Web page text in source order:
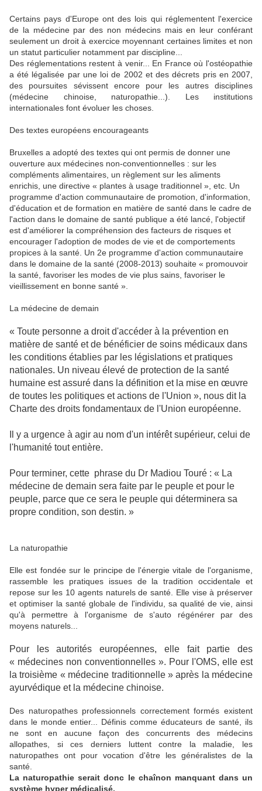
Certains pays d'Europe ont des lois qui réglementent l'exercice
de la médecine par des non médecins mais en leur conférant
seulement un droit à exercice moyennant certaines limites et non
un statut particulier notamment par discipline...
Des réglementations restent à venir... En France où l'ostéopathie
a été légalisée par une loi de 2002 et des décrets pris en 2007,
des poursuites sévissent encore pour les autres disciplines
(médecine chinoise, naturopathie...). Les institutions
internationales font évoluer les choses.
Des textes européens encourageants
Bruxelles a adopté des textes qui ont permis de donner une
ouverture aux médecines non-conventionnelles : sur les
compléments alimentaires, un règlement sur les aliments
enrichis, une directive « plantes à usage traditionnel », etc. Un
programme d'action communautaire de promotion, d'information,
d'éducation et de formation en matière de santé dans le cadre de
l'action dans le domaine de santé publique a été lancé, l'objectif
est d'améliorer la compréhension des facteurs de risques et
encourager l'adoption de modes de vie et de comportements
propices à la santé. Un 2e programme d'action communautaire
dans le domaine de la santé (2008-2013) souhaite « promouvoir
la santé, favoriser les modes de vie plus sains, favoriser le
vieillissement en bonne santé ».
La médecine de demain
« Toute personne a droit d'accéder à la prévention en
matière de santé et de bénéficier de soins médicaux dans
les conditions établies par les législations et pratiques
nationales. Un niveau élevé de protection de la santé
humaine est assuré dans la définition et la mise en œuvre
de toutes les politiques et actions de l'Union », nous dit la
Charte des droits fondamentaux de l'Union européenne.
Il y a urgence à agir au nom d'un intérêt supérieur, celui de
l'humanité tout entière.
Pour terminer, cette phrase du Dr Madiou Touré : « La
médecine de demain sera faite par le peuple et pour le
peuple, parce que ce sera le peuple qui déterminera sa
propre condition, son destin. »
La naturopathie
Elle est fondée sur le principe de l'énergie vitale de l'organisme,
rassemble les pratiques issues de la tradition occidentale et
repose sur les 10 agents naturels de santé. Elle vise à préserver
et optimiser la santé globale de l'individu, sa qualité de vie, ainsi
qu'à permettre à l'organisme de s'auto régénérer par des
moyens naturels...
Pour les autorités européennes, elle fait partie des
« médecines non conventionnelles ». Pour l'OMS, elle est
la troisième « médecine traditionnelle » après la médecine
ayurvédique et la médecine chinoise.
Des naturopathes professionnels correctement formés existent
dans le monde entier... Définis comme éducateurs de santé, ils
ne sont en aucune façon des concurrents des médecins
allopathes, si ces derniers luttent contre la maladie, les
naturopathes ont pour vocation d'être les généralistes de la
santé.
La naturopathie serait donc le chaînon manquant dans un
système hyper médicalisé.